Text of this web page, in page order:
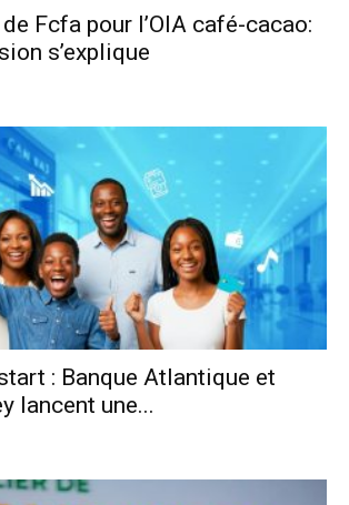
Fcfa pour l’OIA café-cacao:
s’explique
: Banque Atlantique et
lancent une...